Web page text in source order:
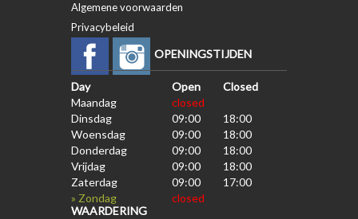
Algemene voorwaarden
Privacybeleid
OPENINGSTIJDEN
Day Open
Closed
Maandag
closed
Dinsdag
09:00
18:00
Woensdag
09:00
18:00
Donderdag
09:00
18:00
Vrijdag
09:00
18:00
Zaterdag
09:00
17:00
» Zondag
closed
WAARDERING